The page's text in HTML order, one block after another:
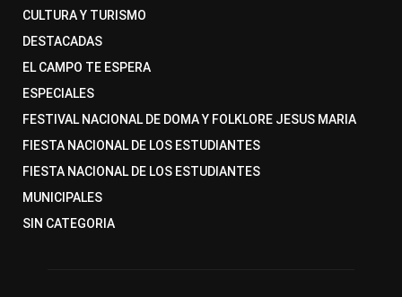
CULTURA Y TURISMO
DESTACADAS
EL CAMPO TE ESPERA
ESPECIALES
FESTIVAL NACIONAL DE DOMA Y FOLKLORE JESUS MARIA
FIESTA NACIONAL DE LOS ESTUDIANTES
FIESTA NACIONAL DE LOS ESTUDIANTES
MUNICIPALES
SIN CATEGORIA